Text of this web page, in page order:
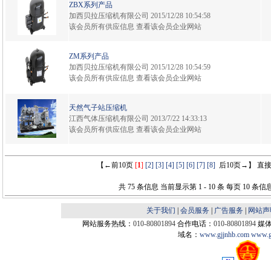
ZBX系列产品
加西贝拉压缩机有限公司 2015/12/28 10:54:58
该会员所有供应信息 查看该会员企业网站
ZM系列产品
加西贝拉压缩机有限公司 2015/12/28 10:54:59
该会员所有供应信息 查看该会员企业网站
天然气子站压缩机
江西气体压缩机有限公司 2013/7/22 14:33:13
该会员所有供应信息 查看该会员企业网站
【←前10页 [1] [2] [3] [4] [5] [6] [7] [8] 后10页→】 直
共 75 条信息 当前显示第 1 - 10 条 每页 10 条信
关于我们 会员服务 广告服务
网站
网站服务热线： 010-80801894 合作电话： 010-80801894 媒
域名： www.gjjnhb.com